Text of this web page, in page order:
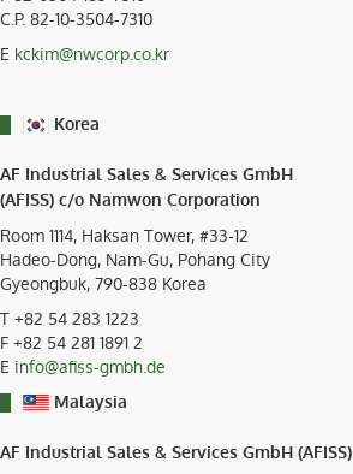
C.P. 82-10-3504-7310
E kckim@nwcorp.co.kr
Korea
AF Industrial Sales & Services GmbH
(AFISS) c/o Namwon Corporation
Room 1114, Haksan Tower, #33-12
Hadeo-Dong, Nam-Gu, Pohang City
Gyeongbuk, 790-838 Korea
T +82 54 283 1223
F +82 54 281 1891 2
E info@afiss-gmbh.de
Malaysia
AF Industrial Sales & Services GmbH (AFISS)